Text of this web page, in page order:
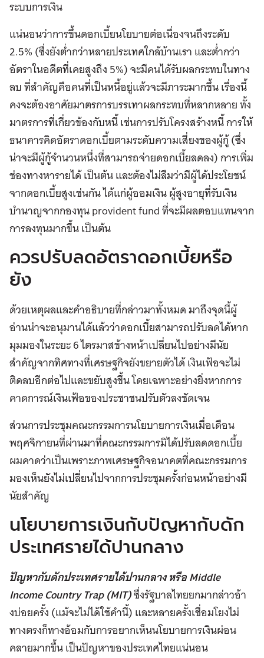
ระบบการเงิน
แน่นอนว่าการขึ้นดอกเบี้ยนโยบายต่อเนื่องจนถึงระดับ
2.5% (ซึ่งยังต่ำกว่าหลายประเทศใกล้บ้านเรา และต่ำกว่า
อัตราในอดีตที่เคยสูงถึง 5%) จะมีคนได้รับผลกระทบในทาง
ลบ ที่สำคัญคือคนที่เป็นหนี้อยู่แล้วจะมีภาระมากขึ้น เรื่องนี้
คงจะต้องอาศัยมาตรการบรรเทาผลกระทบที่หลากหลาย ทั้ง
มาตรการที่เกี่ยวข้องกับหนี้ เช่นการปรับโครงสร้างหนี้ การให้
ธนาคารคิดอัตราดอกเบี้ยตามระดับความเสี่ยงของผู้กู้ (ซึ่ง
น่าจะมีผู้กู้จำนวนหนึ่งที่สามารถจ่ายดอกเบี้ยลดลง) การเพิ่ม
ช่องทางหารายได้ เป็นต้น และต้องไม่ลืมว่ามีผู้ได้ประโยชน์
จากดอกเบี้ยสูงเช่นกัน ได้แก่ผู้ออมเงิน ผู้สูงอายุที่รับเงิน
บำนาญจากกองทุน provident fund ที่จะมีผลตอบแทนจาก
การลงทุนมากขึ้น เป็นต้น
ควรปรับลดอัตราดอกเบี้ยหรือ
ยัง
ด้วยเหตุผลและคำอธิบายที่กล่าวมาทั้งหมด มาถึงจุดนี้ผู้
อ่านน่าจะอนุมานได้แล้วว่าดอกเบี้ยสามารถปรับลดได้หาก
มุมมองในระยะ 6 ไตรมาสข้างหน้าเปลี่ยนไปอย่างมีนัย
สำคัญจากทิศทางที่เศรษฐกิจยังขยายตัวได้ เงินเฟ้อจะไม่
ติดลบอีกต่อไปและขยับสูงขึ้น โดยเฉพาะอย่างยิ่งหากการ
คาดการณ์เงินเฟ้อของประชาชนปรับตัวลงชัดเจน
ส่วนการประชุมคณะกรรมการนโยบายการเงินเมื่อเดือน
พฤศจิกายนที่ผ่านมาที่คณะกรรมการมิได้ปรับลดดอกเบี้ย
ผมคาดว่าเป็นเพราะภาพเศรษฐกิจอนาคตที่คณะกรรมการ
มองเห็นยังไม่เปลี่ยนไปจากการประชุมครั้งก่อนหน้าอย่างมี
นัยสำคัญ
นโยบายการเงินกับปัญหากับดัก
ประเทศรายได้ปานกลาง
ปัญหากับดักประเทศรายได้ปานกลาง หรือ Middle
Income Country Trap (MIT)ซึ่งรัฐบาลไทยยกมากล่าวอ้า
งบ่อยครั้ง (แม้จะไม่ได้ใช้คำนี้) และหลายครั้งเชื่อมโยงไม่
ทางตรงก็ทางอ้อมกับการอยากเห็นนโยบายการเงินผ่อน
คลายมากขึ้น เป็นปัญหาของประเทศไทยแน่นอน